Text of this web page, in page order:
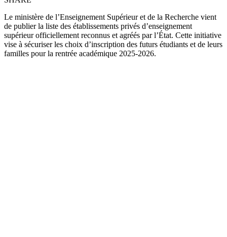
Le ministère de l’Enseignement Supérieur et de la Recherche vient
de publier la liste des établissements privés d’enseignement
supérieur officiellement reconnus et agréés par l’État. Cette initiative
vise à sécuriser les choix d’inscription des futurs étudiants et de leurs
familles pour la rentrée académique 2025-2026.